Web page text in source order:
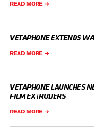
READ MORE
VETAPHONE EXTENDS
READ MORE
VETAPHONE LAUNCHES
FILM EXTRUDERS
READ MORE